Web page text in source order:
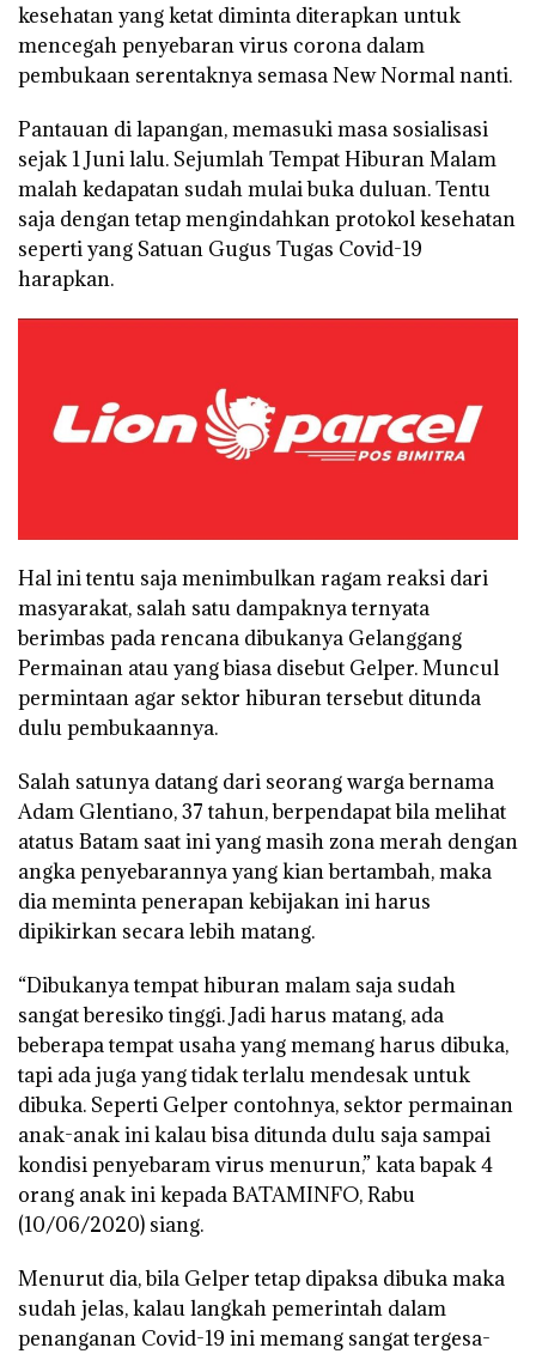
kesehatan yang ketat diminta diterapkan untuk
mencegah penyebaran virus corona dalam
pembukaan serentaknya semasa New Normal nanti.
Pantauan di lapangan, memasuki masa sosialisasi
sejak 1 Juni lalu. Sejumlah Tempat Hiburan Malam
malah kedapatan sudah mulai buka duluan. Tentu
saja dengan tetap mengindahkan protokol kesehatan
seperti yang Satuan Gugus Tugas Covid-19
harapkan.
Hal ini tentu saja menimbulkan ragam reaksi dari
masyarakat, salah satu dampaknya ternyata
berimbas pada rencana dibukanya Gelanggang
Permainan atau yang biasa disebut Gelper. Muncul
permintaan agar sektor hiburan tersebut ditunda
dulu pembukaannya.
Salah satunya datang dari seorang warga bernama
Adam Glentiano, 37 tahun, berpendapat bila melihat
atatus Batam saat ini yang masih zona merah dengan
angka penyebarannya yang kian bertambah, maka
dia meminta penerapan kebijakan ini harus
dipikirkan secara lebih matang.
“Dibukanya tempat hiburan malam saja sudah
sangat beresiko tinggi. Jadi harus matang, ada
beberapa tempat usaha yang memang harus dibuka,
tapi ada juga yang tidak terlalu mendesak untuk
dibuka. Seperti Gelper contohnya, sektor permainan
anak-anak ini kalau bisa ditunda dulu saja sampai
kondisi penyebaram virus menurun,” kata bapak 4
orang anak ini kepada BATAMINFO, Rabu
(10/06/2020) siang.
Menurut dia, bila Gelper tetap dipaksa dibuka maka
sudah jelas, kalau langkah pemerintah dalam
penanganan Covid-19 ini memang sangat tergesa-